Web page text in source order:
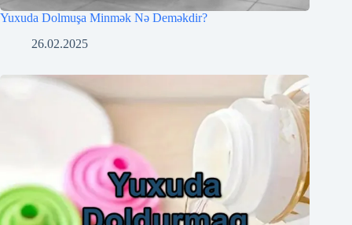
Yuxuda Dolmuşa Minmək Nə Deməkdir?
26.02.2025